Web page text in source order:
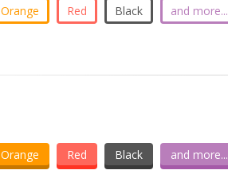
Orange Red Black and more...
Orange Red Black and more...